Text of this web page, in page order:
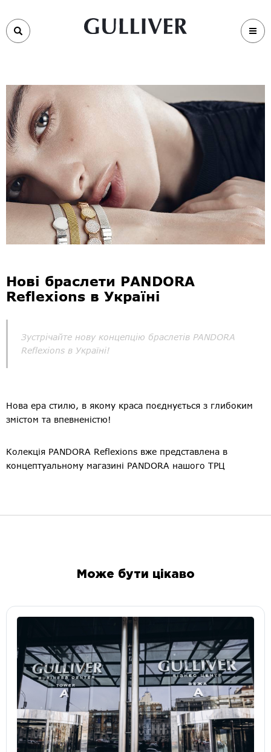
Нові браслети PANDORA
Reflexions в Україні
Зустрічайте нову концепцію браслетів PANDORA
Reflexions в Україні!
Нова ера стилю, в якому краса поєднується з глибоким
змістом та впевненістю!
Колекція PANDORA Reflexions вже представлена в
концептуальному магазині PANDORA нашого ТРЦ
Може бути цікаво